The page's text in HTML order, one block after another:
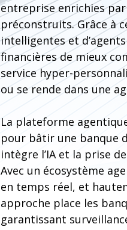
entreprise enrichies
préconstruits. Grâce à
intelligentes et
financières de mieux
service hyper-
ou se rende dans une
La plateforme
pour bâtir une banque
intègre l’IA et la prise
Avec un écosystème
en temps réel, et
approche place les
garantissant